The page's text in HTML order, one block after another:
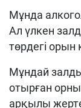
Мұнда
Ал үлкен
төрдегі орын
Мұндай
отырған
арқылы